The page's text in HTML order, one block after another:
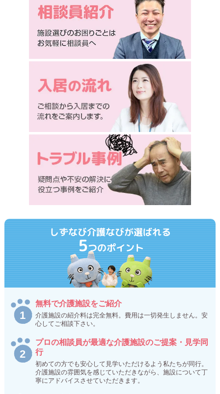
しずなび介護なびが選ばれる
5つのポイント
無料で介護施設をご紹介
介護施設の紹介料は完全無料。費用は一切発生しません。安
心してご相談下さい。
プロの相談員が最適な介護施設のご提案・見学同
行
初めての方でも安心して見学いただけるよう私たちが同行。
介護施設の雰囲気を感じていただきながら、施設について丁
寧にアドバイスさせていただきます。